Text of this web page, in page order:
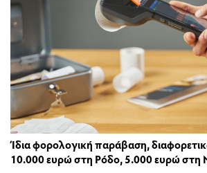
Ίδια φορολογική παράβαση,
10.000 ευρώ στη Ρόδο, 5.000 ευρώ στη